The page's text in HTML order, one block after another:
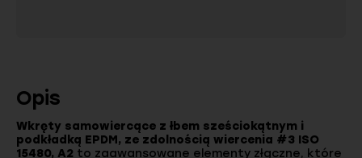
Opis
Wkręty samowiercące z łbem sześciokątnym i
podkładką EPDM, ze zdolnością wiercenia #3 ISO
15480, A2 to zaawansowane elementy złączne, które